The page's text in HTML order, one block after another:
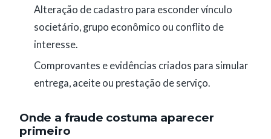
Alteração de cadastro para esconder vínculo
societário, grupo econômico ou conflito de
interesse.
Comprovantes e evidências criados para simular
entrega, aceite ou prestação de serviço.
Onde a fraude costuma aparecer
primeiro